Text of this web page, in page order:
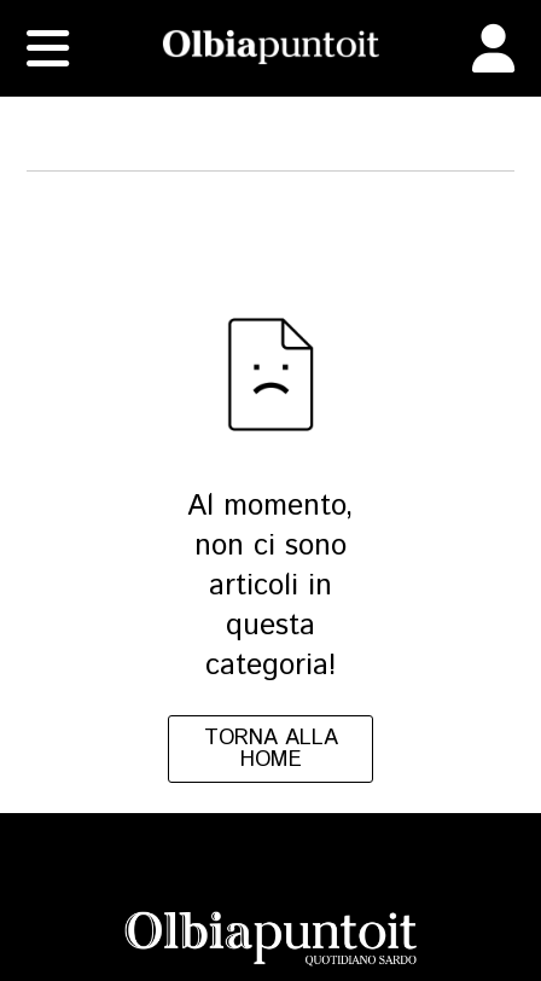
Al momento,
non ci sono
articoli in
questa
categoria!
TORNA ALLA
HOME